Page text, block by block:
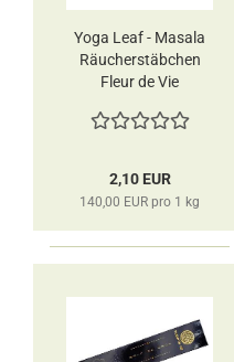
Yoga Leaf - Masala
Räucherstäbchen
Fleur de Vie
2,10 EUR
140,00 EUR pro 1 kg